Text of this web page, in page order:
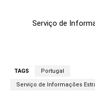
Serviço de
TAGS Portugal
Serviço de Informações